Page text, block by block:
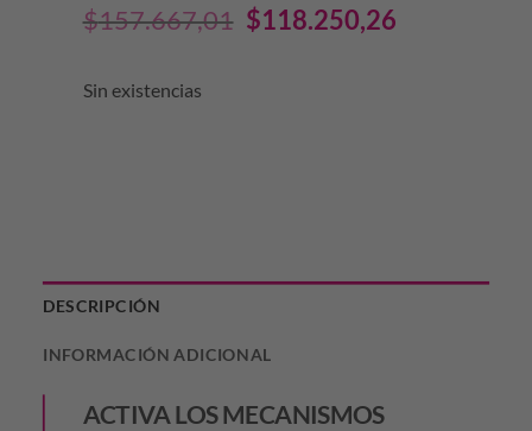
$157.667,01 El
$118.250,26
Sin existencias
DESCRIPCIÓN
INFORMACIÓN ADICIONAL
ACTIVA LOS MECANISMOS